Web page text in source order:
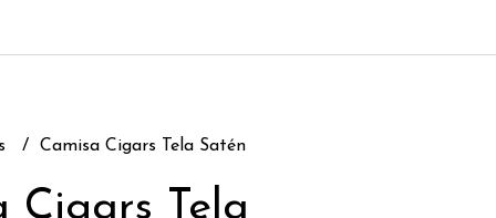
Camisa Cigars Tela Satén
Cigars Tela